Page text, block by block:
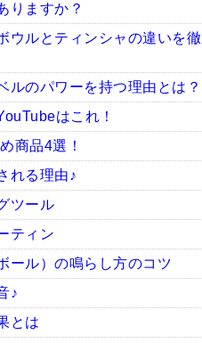
りますか？
ウルとティンシャの違いを
ルのパワーを持つ理由とは？
はこれ！
商品4選！
れる理由♪
ツール
ティン
ール）の鳴らし方のコツ
♪
とは